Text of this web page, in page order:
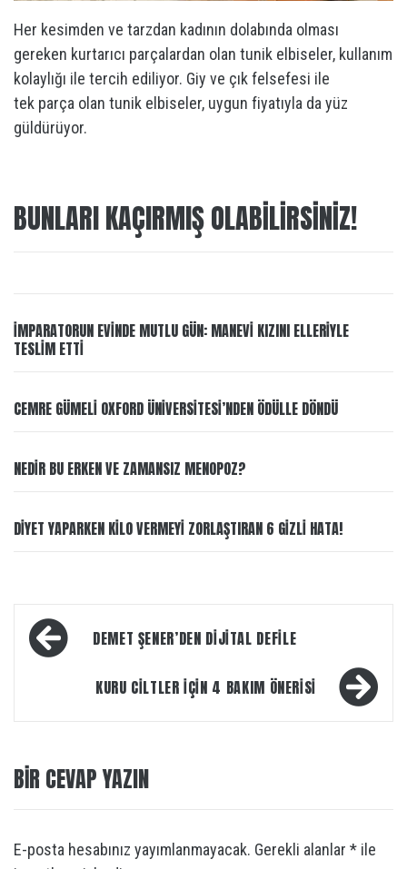
Her kesimden ve tarzdan kadının dolabında olması
gereken kurtarıcı parçalardan olan tunik elbiseler, kullanım
kolaylığı ile tercih ediliyor. Giy ve çık felsefesi ile
tek parça olan tunik elbiseler, uygun fiyatıyla da yüz
güldürüyor.
BUNLARI KAÇIRMIŞ OLABILIRSINIZ!
İMPARATORUN EVİNDE MUTLU GÜN: MANEVİ KIZINI ELLERİYLE
TESLİM ETTİ
CEMRE GÜMELI OXFORD ÜNIVERSITESI’NDEN ÖDÜLLE DÖNDÜ
NEDIR BU ERKEN VE ZAMANSIZ MENOPOZ?
DIYET YAPARKEN KILO VERMEYI ZORLAŞTIRAN 6 GIZLI HATA!
Yazı
dolaşımıDEMET ŞENER’DEN DIJITAL DEFILE
KURU CILTLER IÇIN 4 BAKIM ÖNERISI
BIR CEVAP YAZIN
E-posta hesabınız yayımlanmayacak. Gerekli alanlar * ile